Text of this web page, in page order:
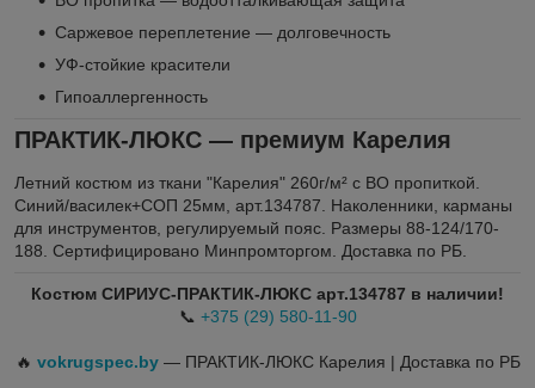
Саржевое переплетение — долговечность
УФ-стойкие красители
Гипоаллергенность
ПРАКТИК-ЛЮКС — премиум Карелия
Летний костюм из ткани "Карелия" 260г/м² с ВО пропиткой.
Синий/василек+СОП 25мм, арт.134787. Наколенники, карманы
для инструментов, регулируемый пояс. Размеры 88-124/170-
188. Сертифицировано Минпромторгом. Доставка по РБ.
Костюм СИРИУС-ПРАКТИК-ЛЮКС арт.134787 в наличии!
📞 +375 (29) 580-11-90
🔥 vokrugspec.by— ПРАКТИК-ЛЮКС Карелия | Доставка по РБ